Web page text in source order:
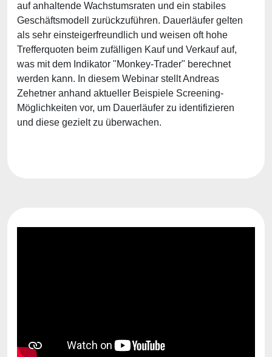
auf anhaltende Wachstumsraten und ein stabiles
Geschäftsmodell zurückzuführen. Dauerläufer gelten
als sehr einsteigerfreundlich und weisen oft hohe
Trefferquoten beim zufälligen Kauf und Verkauf auf,
was mit dem Indikator "Monkey-Trader" berechnet
werden kann. In diesem Webinar stellt Andreas
Zehetner anhand aktueller Beispiele Screening-
Möglichkeiten vor, um Dauerläufer zu identifizieren
und diese gezielt zu überwachen.